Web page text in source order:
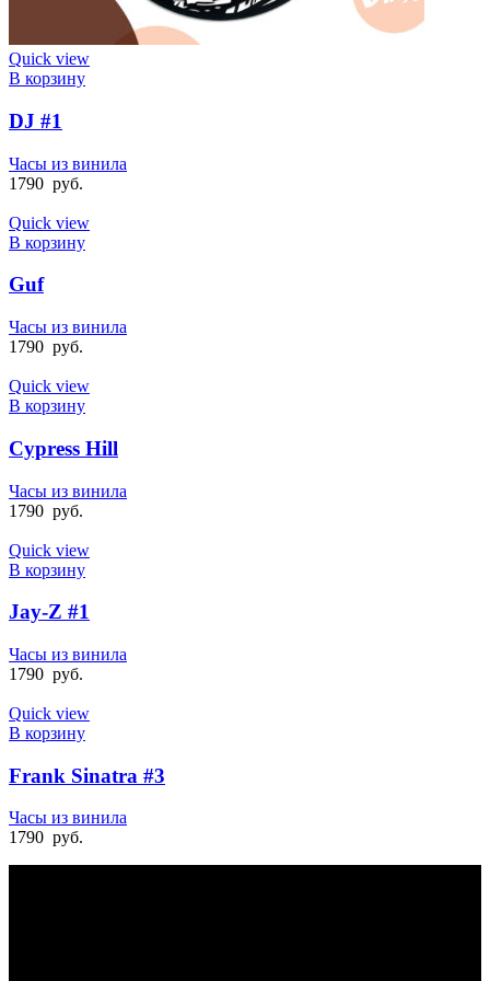
Quick view
В корзину
DJ #1
Часы из винила
1790 руб.
Quick view
В корзину
Guf
Часы из винила
1790 руб.
Quick view
В корзину
Cypress Hill
Часы из винила
1790 руб.
Quick view
В корзину
Jay-Z #1
Часы из винила
1790 руб.
Quick view
В корзину
Frank Sinatra #3
Часы из винила
1790 руб.